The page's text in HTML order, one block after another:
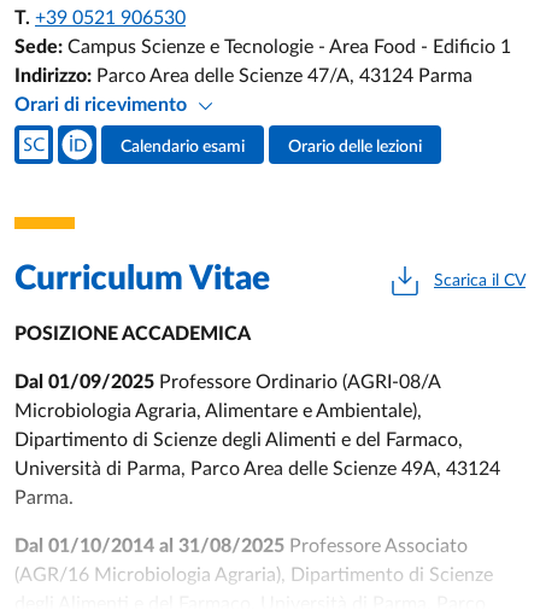
T. +39 0521 906530
Sede: Campus Scienze e Tecnologie - Area Food - Edificio 1
Indirizzo: Parco Area delle Scienze 47/A, 43124 Parma
Orari di ricevimento
Social del docente
Calendario esami Orario delle lezioni
Curriculum Vitae Scarica il CV
POSIZIONE ACCADEMICA
Dal 01/09/2025 Professore Ordinario (AGRI-08/A
Microbiologia Agraria, Alimentare e Ambientale),
Dipartimento di Scienze degli Alimenti e del Farmaco,
Università di Parma, Parco Area delle Scienze 49A, 43124
Parma.
Dal 01/10/2014 al 31/08/2025 Professore Associato
(AGR/16 Microbiologia Agraria), Dipartimento di Scienze